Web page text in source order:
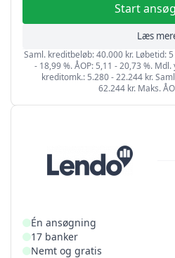
Start
Læs
Saml. kreditbeløb: 40.000 kr. Løbetid:
- 18,99 %. ÅOP: 5,11 - 20,73 %.
kreditomk.: 5.280 - 22.244 kr.
62.244 kr. Maks.
Én ansøgning
17 banker
Nemt og gratis